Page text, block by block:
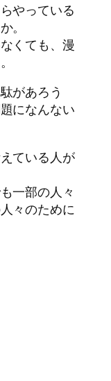
やっている
。
くても、漫
があろう
になんない
ている人が
一部の人々
々のために